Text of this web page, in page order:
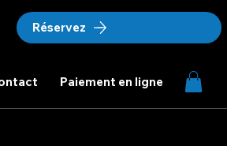
Réservez
Paiement en ligne